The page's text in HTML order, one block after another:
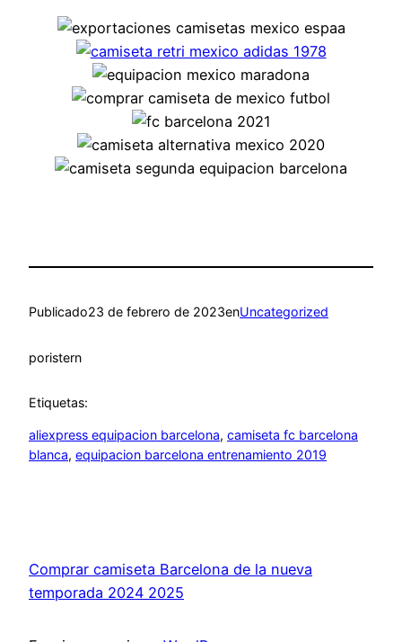
Publicado23 de febrero de 2023enUncategorized
poristern
Etiquetas:
aliexpress equipacion barcelona, camiseta fc barcelona
blanca, equipacion barcelona entrenamiento 2019
Comprar camiseta Barcelona de la nueva
temporada 2024 2025